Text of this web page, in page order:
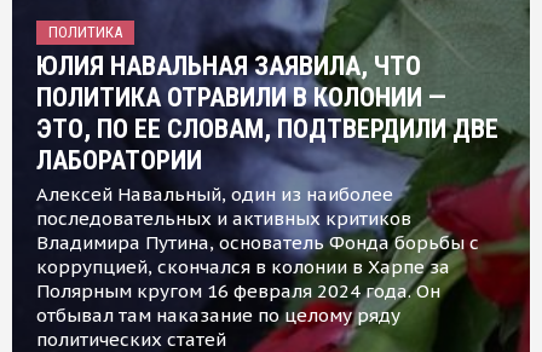
ПОЛИТИКА
ЮЛИЯ НАВАЛЬНАЯ ЗАЯВИЛА, ЧТО
ПОЛИТИКА ОТРАВИЛИ В КОЛОНИИ —
ЭТО, ПО ЕЕ СЛОВАМ, ПОДТВЕРДИЛИ ДВЕ
ЛАБОРАТОРИИ
Алексей Навальный, один из наиболее
последовательных и активных критиков
Владимира Путина, основатель Фонда борьбы с
коррупцией, скончался в колонии в Харпе за
Полярным кругом 16 февраля 2024 года. Он
отбывал там наказание по целому ряду
политических статей